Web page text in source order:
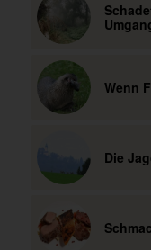
Wenn
Die